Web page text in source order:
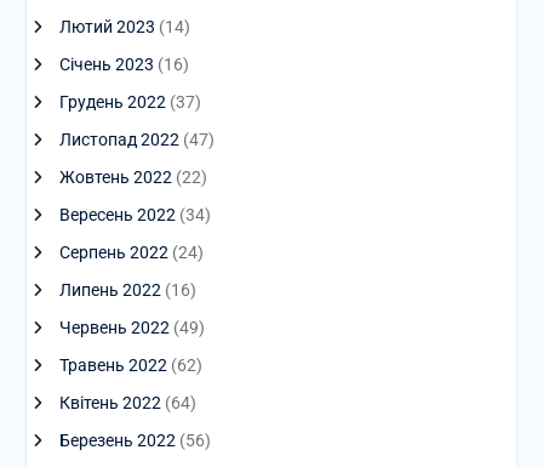
Лютий 2023 (14)
Січень 2023 (16)
Грудень 2022 (37)
Листопад 2022 (47)
Жовтень 2022 (22)
Вересень 2022 (34)
Серпень 2022 (24)
Липень 2022 (16)
Червень 2022 (49)
Травень 2022 (62)
Квітень 2022 (64)
Березень 2022 (56)